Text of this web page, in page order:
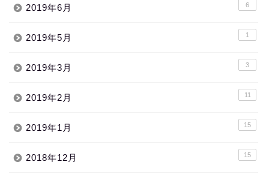
2019年6月 6
2019年5月 1
2019年3月 3
2019年2月 11
2019年1月 15
2018年12月 15